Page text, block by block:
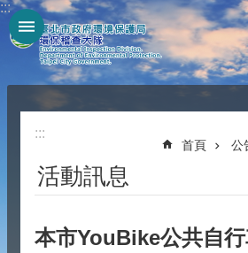
跳到主要內容區塊
:::
:::
首頁 公
活動訊息
本市YouBike公共自